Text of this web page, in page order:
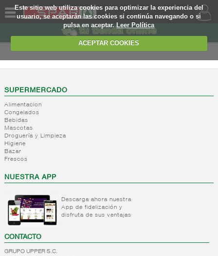
Este sitio web utiliza cookies para optimizar la experiencia del
usuario, se aceptarán las cookies si continúa navegando o si
pulsa en aceptar.Leer Política
ACEPTAR COOKIES
SOMOS
WEB
EJEMPLO
SUPERMERCADO
Alimentacion
Congelados
Bebidas
Mascotas
Droguería y Limpieza
Higiene
Bazar
Frescos
NUESTRA APP
Descarga ahora nuestra
App de fidelización y
disfruta de sus ventajas
CONTACTO
GRUPO UPPER S.C.